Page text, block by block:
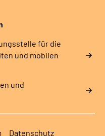
für die
und mobilen
und
Datenschutz